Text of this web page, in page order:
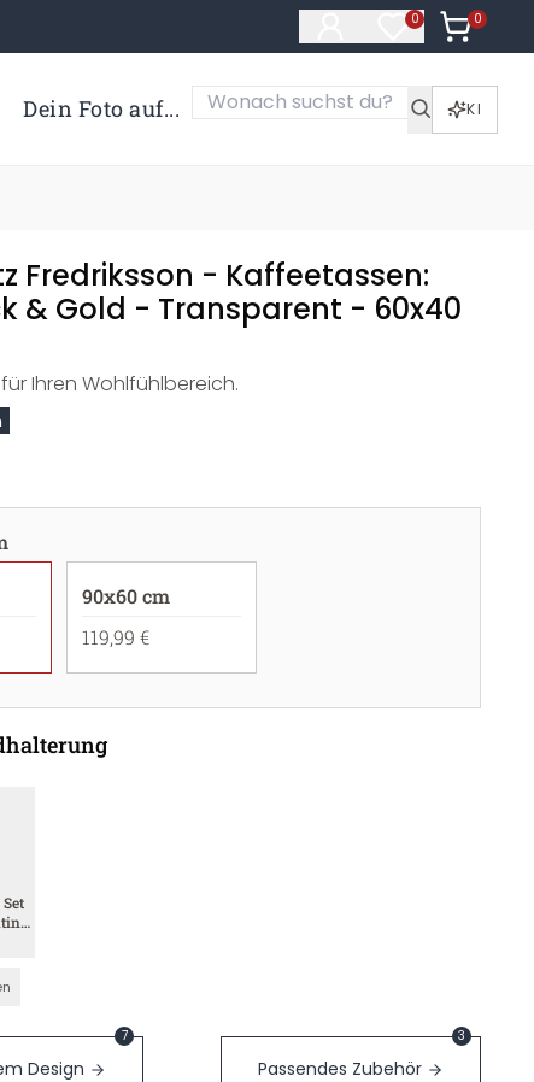
0
Artikel im
0
Artikel
Dein Foto auf... KI
Fredriksson - Kaffeetassen:
& Gold - Transparent - 60x40
Ihren Wohlfühlbereich.
90x60 cm
119,99 €
Design
7
Passendes Zubehör
3